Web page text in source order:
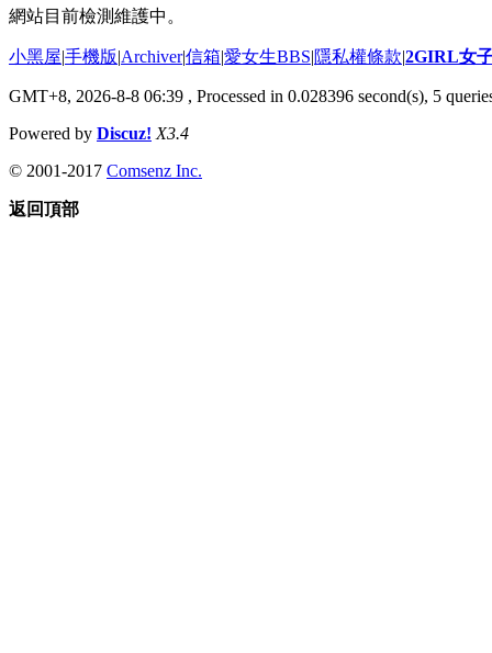
網站目前檢測維護中。
小黑屋|手機版|Archiver|信箱|愛女生BBS|隱私權條款|2GIRL女
GMT+8, 2026-8-8 06:39 , Processed in 0.028396 second(s), 5
Powered by Discuz! X3.4
© 2001-2017 Comsenz Inc.
返回頂部